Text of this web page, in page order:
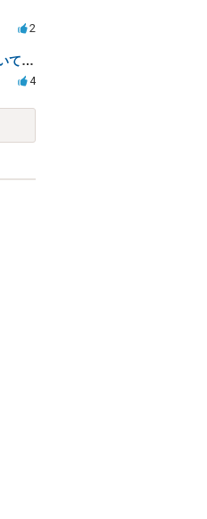
2
SNS投稿に関する訴訟リスクについての相談
4